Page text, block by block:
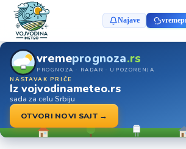
Najave
vremeprognoza.rs
PROGNOZA · RADAR · UPOZORENJA
NASTAVAK PRIČE
Iz vojvodinameteo.rs
sada za celu Srbiju
OTVORI NOVI SAJT →